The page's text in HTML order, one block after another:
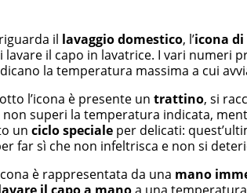
il lavaggio domestico, l’icona
lavare il capo in lavatrice. I vari numeri
la temperatura massima a cui
l’icona è presente un trattino, si
non superi la temperatura indicata,
un ciclo speciale per delicati:
far sì che non infeltrisca e non si
è rappresentata da una mano